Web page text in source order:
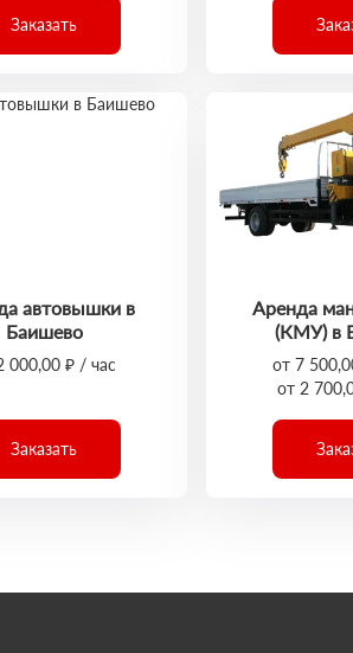
Заказать
автовышки в
Баишево
000,00 ₽ / час
Заказать
Аренда
(КМУ) в
от 7
от 2